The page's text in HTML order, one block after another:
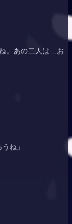
。あの二人は…お
ね」